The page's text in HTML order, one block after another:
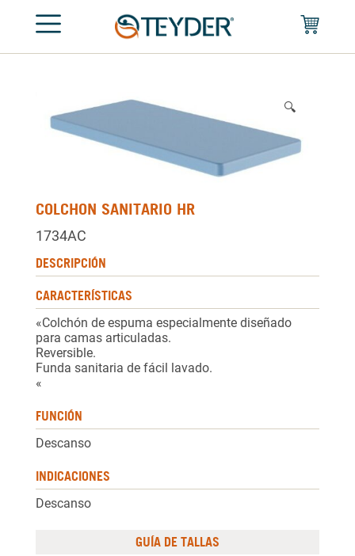
🔍
COLCHON SANITARIO HR
1734AC
DESCRIPCIÓN
CARACTERÍSTICAS
«Colchón de espuma especialmente diseñado
para camas articuladas.
Reversible.
Funda sanitaria de fácil lavado.
«
FUNCIÓN
Descanso
INDICACIONES
Descanso
GUÍA DE TALLAS